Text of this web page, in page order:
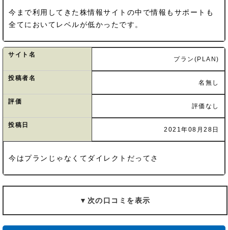
今まで利用してきた株情報サイトの中で情報もサポートも
全てにおいてレベルが低かったです。
サイト名
プラン(PLAN)
投稿者名
名無し
評価
評価なし
投稿日
2021年08月28日
今はプランじゃなくてダイレクトだってさ
▼次の口コミを表示